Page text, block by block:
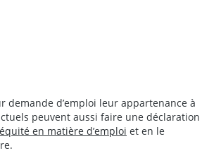
d’emploi leur appartenance à
peuvent aussi faire une déclaration
en matière d’emploi et en le